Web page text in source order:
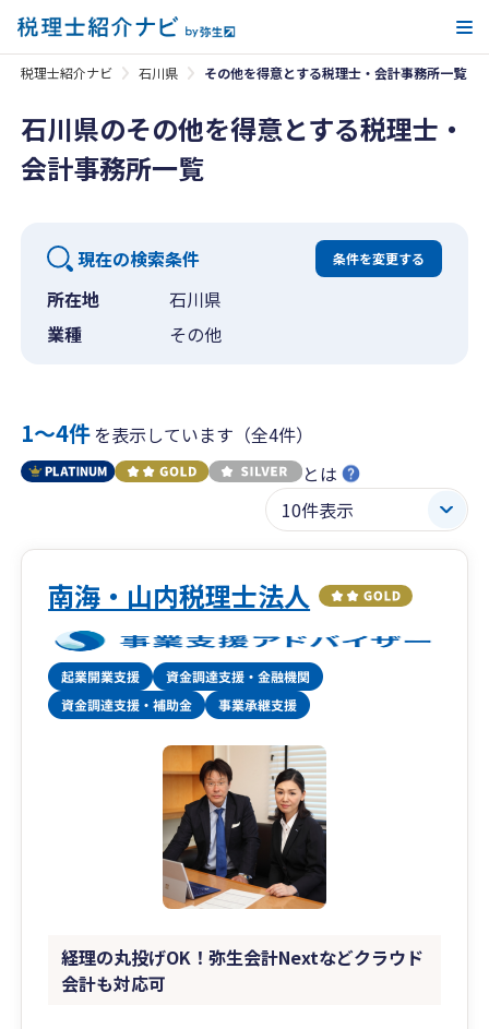
税理士紹介ナビ 石川県 その他を得意とする税理士・会計事務所一覧
石川県のその他を得意とする税理士・
会計事務所一覧
現在の検索条件 条件を変更する
所在地
石川県
業種
その他
1〜4件を表示しています（全4件）
とは
南海・山内税理士法人
経理の丸投げOK！弥生会計Nextなどクラウド
会計も対応可